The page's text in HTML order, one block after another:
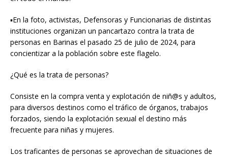
▪︎En la foto, activistas, Defensoras y Funcionarias de distintas
instituciones organizan un pancartazo contra la trata de
personas en Barinas el pasado 25 de julio de 2024, para
concientizar a la población sobre este flagelo.
¿Qué es la trata de personas?
Consiste en la compra venta y explotación de niñ@s y adultos,
para diversos destinos como el tráfico de órganos, trabajos
forzados, siendo la explotación sexual el destino más
frecuente para niñas y mujeres.
Los traficantes de personas se aprovechan de situaciones de